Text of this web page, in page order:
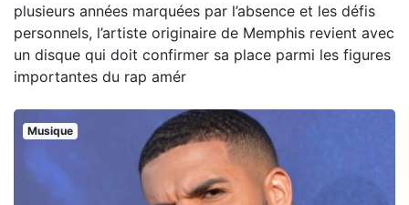
plusieurs années marquées par l’absence et les défis
personnels, l’artiste originaire de Memphis revient avec
un disque qui doit confirmer sa place parmi les figures
importantes du rap amér
Musique